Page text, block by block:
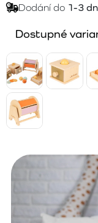
Dodání do 1-3
Dostupné